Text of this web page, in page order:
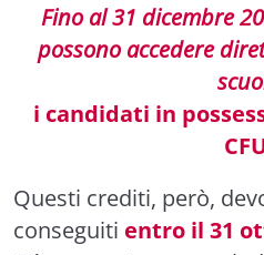
Fino al 31 dicembre
possono accedere
i candidati in
Questi crediti, però,
conseguiti entro il 31